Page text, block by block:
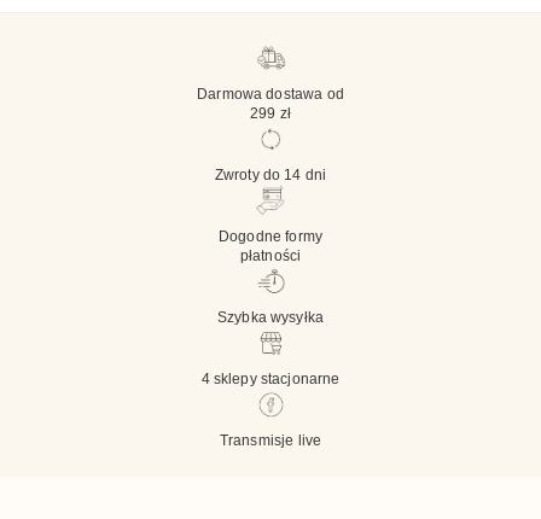
Darmowa dostawa od
299 zł
Zwroty do 14 dni
Dogodne formy
płatności
Szybka wysyłka
4 sklepy stacjonarne
Transmisje live